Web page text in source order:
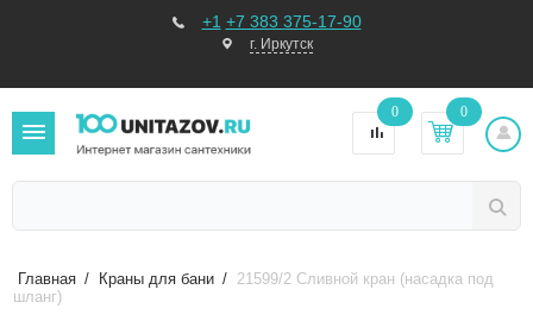
+1 +7 383 375-17-90
г. Иркутск
0 0
Главная / Краны для бани / 21599/2 Сливной кран (насадка под
шланг)